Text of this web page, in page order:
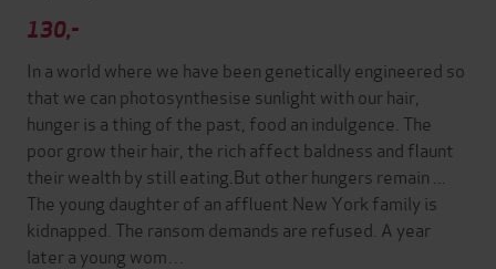
130,-
In a world where we have been genetically engineered so
that we can photosynthesise sunlight with our hair,
hunger is a thing of the past, food an indulgence. The
poor grow their hair, the rich affect baldness and flaunt
their wealth by still eating.But other hungers remain ...
The young daughter of an affluent New York family is
kidnapped. The ransom demands are refused. A year
later a young wom…